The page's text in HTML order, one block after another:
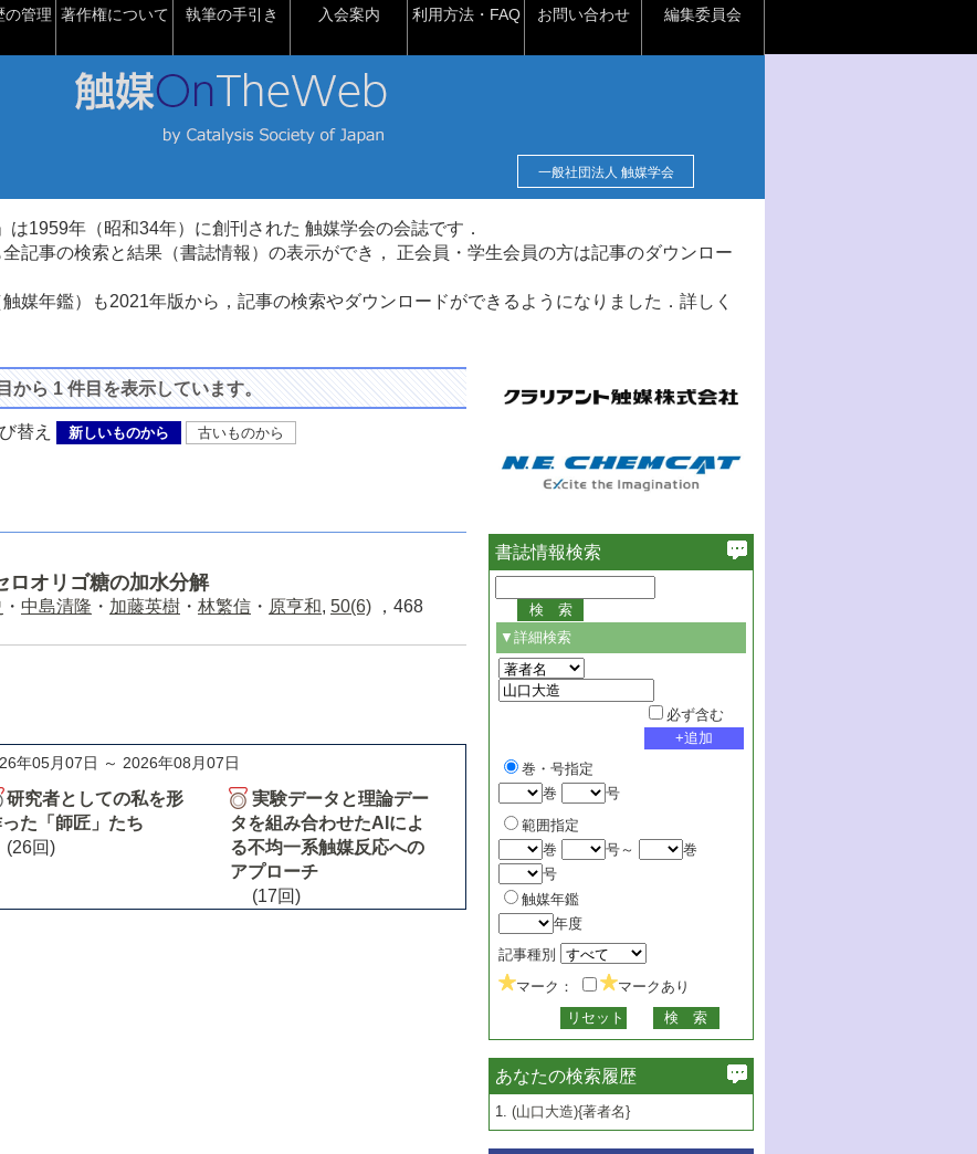
の管理 著作権について 執筆の手引き 入会案内 利用方法・FAQ お問い合わせ 編集委員会
一般社団法人 触媒学会
は1959年（昭和34年）に創刊された 触媒学会の会誌です．
記事の検索と結果（書誌情報）の表示ができ， 正会員・学生会員の方は記事のダウンロー
媒年鑑）も2021年版から，記事の検索やダウンロードができるようになりました．詳しく
から 1 件目を表示しています。
え 新しいものから 古いものから
ロオリゴ糖の加水分解
・ 中島清隆 ・ 加藤英樹 ・ 林繁信 ・ 原亨和, 50(6) ，468
年05月07日 ～ 2026年08月07日
研究者としての私を形
た「師匠」たち
(26回)
実験データと理論デー
タを組み合わせたAIによ
る不均一系触媒反応への
アプローチ
(17回)
書誌情報検索
▼詳細検索
必ず含む
巻・号指定
巻
号
範囲指定
巻
号～
巻
号
触媒年鑑
年度
記事種別
マーク：
マークあり
あなたの検索履歴
1. (山口大造){著者名}